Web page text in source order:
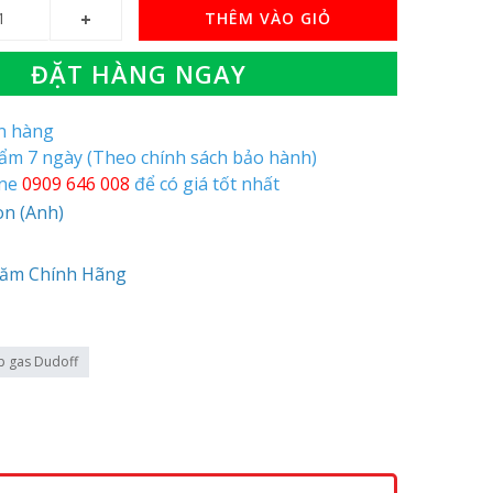
THÊM VÀO GIỎ
ĐẶT HÀNG NGAY
hàng
7 ngày (Theo chính sách bảo hành)
0909 646 008 để có giá tốt nhất
(Anh)
Chính Hãng
gas Dudoff